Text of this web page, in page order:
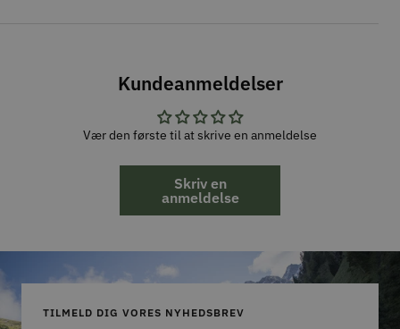
Kundeanmeldelser
Vær den første til at skrive en anmeldelse
Skriv en
anmeldelse
TILMELD DIG VORES NYHEDSBREV